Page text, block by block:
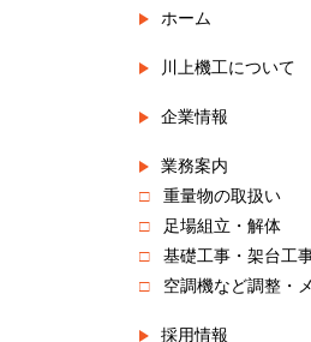
ホーム
川上機工について
企業情報
採用情報
業務案内
重量物の取扱い
足場組立・解体
基礎工事・架台工
空調機など調整・